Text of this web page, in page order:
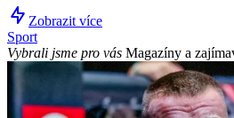
Zobrazit více
Sport
Vybrali jsme pro vás Magazíny a